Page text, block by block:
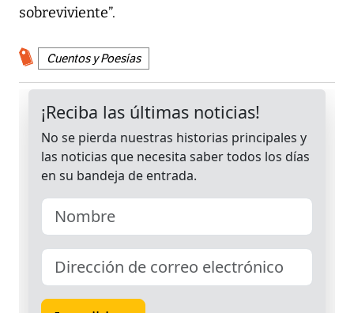
sobreviviente”.
Cuentos y Poesías